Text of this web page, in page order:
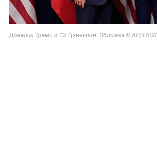
Дональд Трамп и Си Цзиньпин. Обложка © AP/TASS